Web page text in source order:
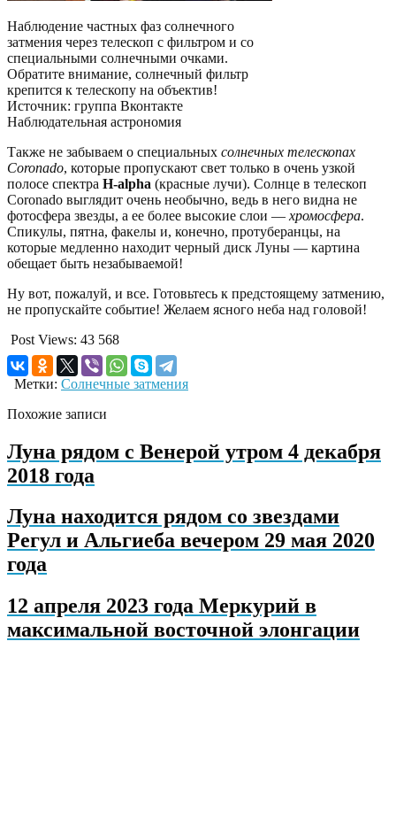
Наблюдение частных фаз солнечного
затмения через телескоп с фильтром и со
специальными солнечными очками.
Обратите внимание, солнечный фильтр
крепится к телескопу на объектив!
Источник: группа Вконтакте
Наблюдательная астрономия
Также не забываем о специальных солнечных телескопах
Coronado, которые пропускают свет только в очень узкой
полосе спектра H-alpha (красные лучи). Солнце в телескоп
Coronado выглядит очень необычно, ведь в него видна не
фотосфера звезды, а ее более высокие слои — хромосфера.
Спикулы, пятна, факелы и, конечно, протуберанцы, на
которые медленно находит черный диск Луны — картина
обещает быть незабываемой!
Ну вот, пожалуй, и все. Готовьтесь к предстоящему затмению,
не пропускайте событие! Желаем ясного неба над головой!
Post Views: 43 568
Метки: Солнечные затмения
Похожие записи
Луна рядом с Венерой утром 4 декабря
2018 года
Луна находится рядом со звездами
Регул и Альгиеба вечером 29 мая 2020
года
12 апреля 2023 года Меркурий в
максимальной восточной элонгации